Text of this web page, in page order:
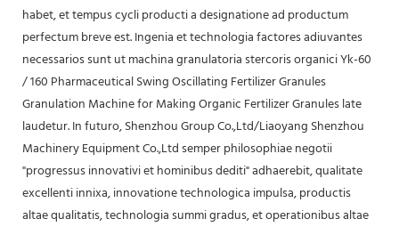
habet, et tempus cycli producti a designatione ad productum
perfectum breve est. Ingenia et technologia factores adiuvantes
necessarios sunt ut machina granulatoria stercoris organici Yk-60
/ 160 Pharmaceutical Swing Oscillating Fertilizer Granules
Granulation Machine for Making Organic Fertilizer Granules late
laudetur. In futuro, Shenzhou Group Co.,Ltd/Liaoyang Shenzhou
Machinery Equipment Co.,Ltd semper philosophiae negotii
"progressus innovativi et hominibus dediti" adhaerebit, qualitate
excellenti innixa, innovatione technologica impulsa, productis
altae qualitatis, technologia summi gradus, et operationibus altae